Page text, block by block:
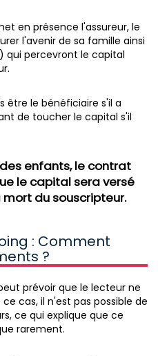
en présence l'assureur, le
l'avenir de sa famille ainsi
qui percevront le capital
être le bénéficiaire s'il a
de toucher le capital s'il
enfants, le contrat
le capital sera versé
du souscripteur.
: Comment
?
prévoir que le lecteur ne
cas, il n'est pas possible de
ce qui explique que ce
rarement.